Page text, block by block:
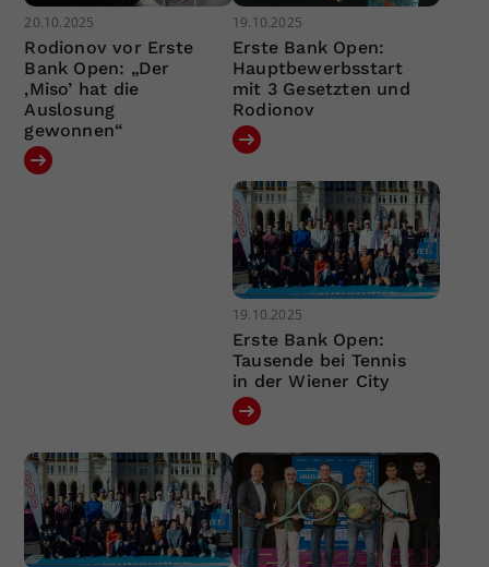
20.10.2025
Rodionov vor Erste
Bank Open: „Der
‚Miso’ hat die
Auslosung
gewonnen“
19.10.2025
Erste Bank Open:
Hauptbewerbsstart
mit 3 Gesetzten und
Rodionov
19.10.2025
Erste Bank Open:
Tausende bei Tennis
in der Wiener City